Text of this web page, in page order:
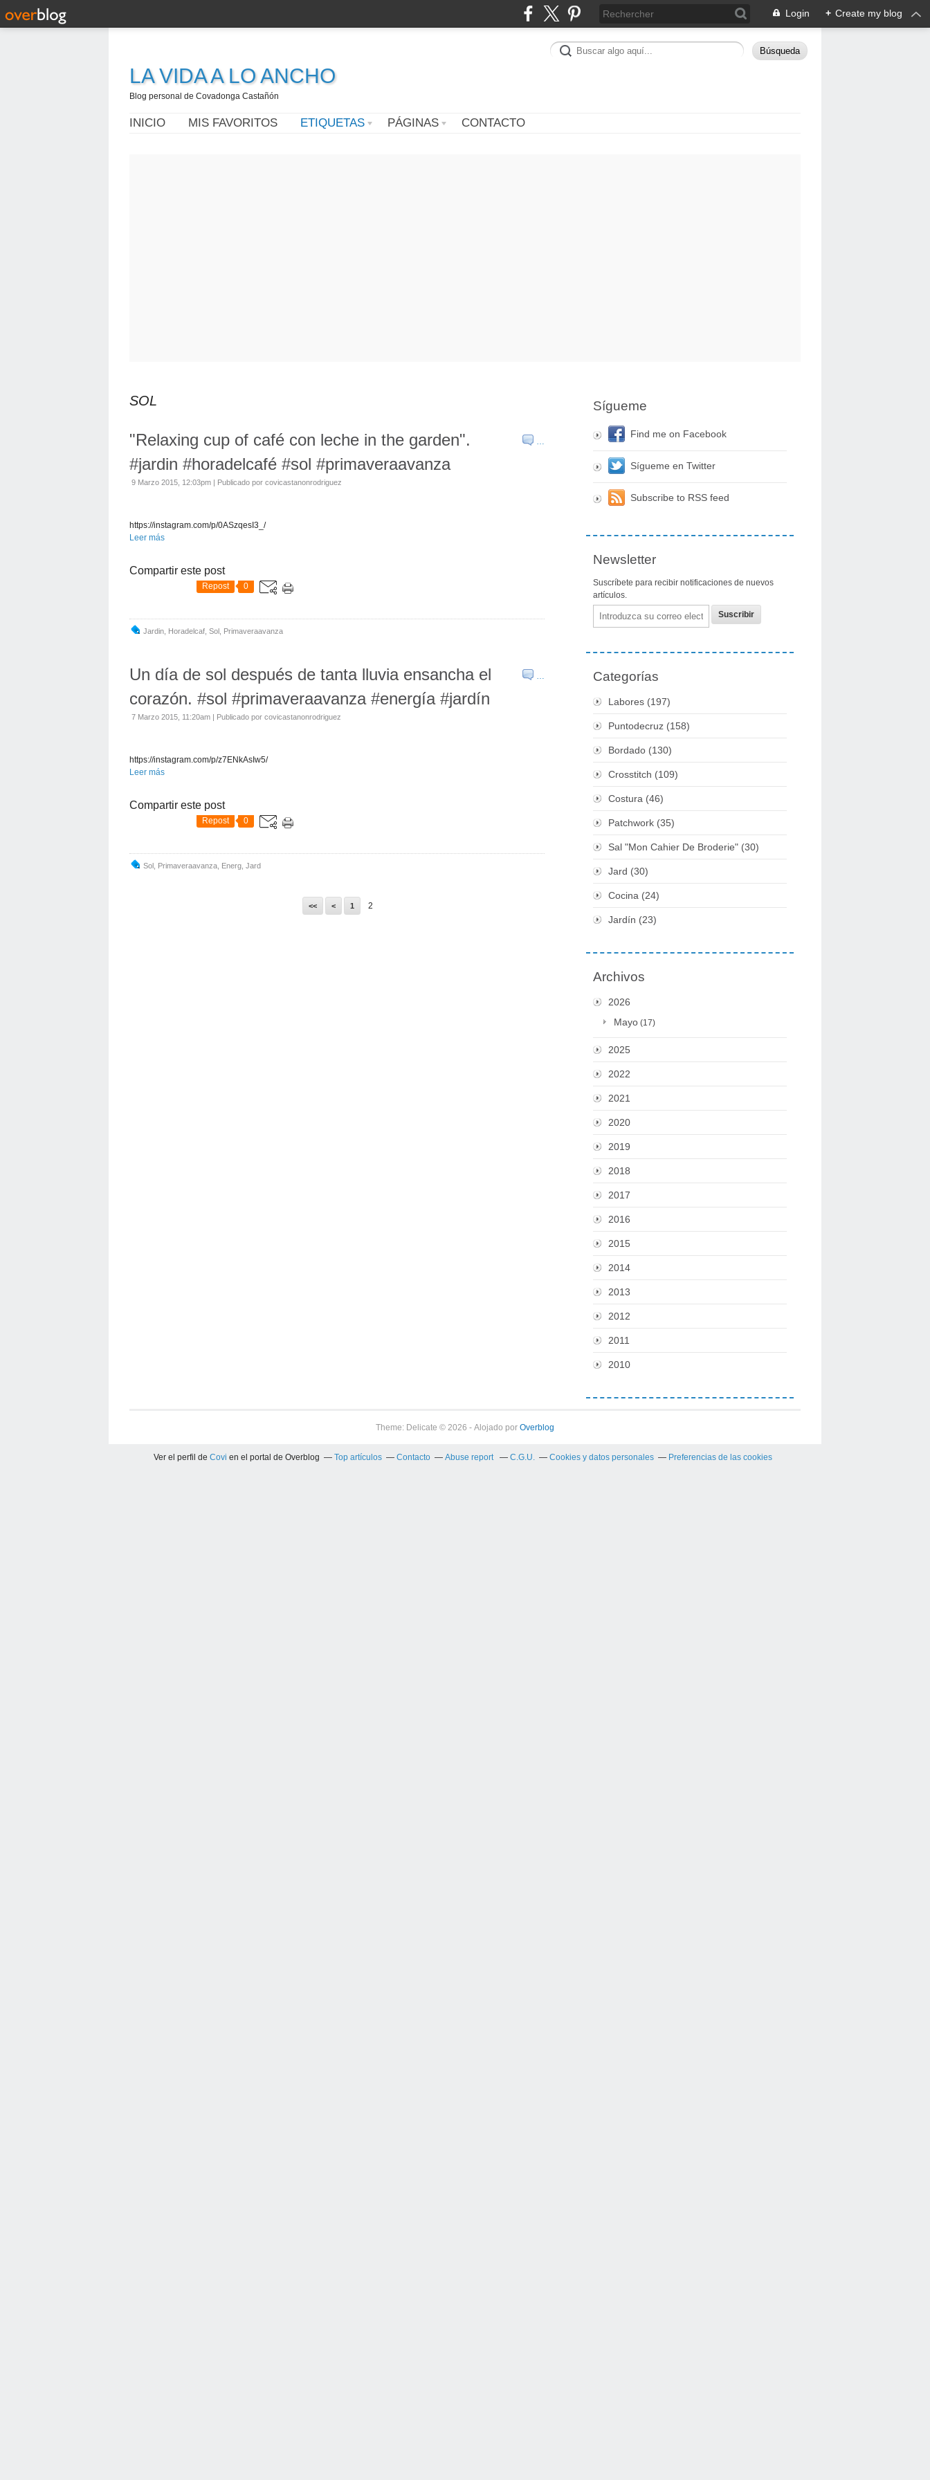
Login + Create my blog
LA VIDA A LO ANCHO
Blog personal de Covadonga Castañón
INICIO MIS FAVORITOS ETIQUETAS PÁGINAS CONTACTO
SOL
…
"Relaxing cup of café con leche in the garden".
#jardin #horadelcafé #sol #primaveraavanza
9 Marzo 2015, 12:03pm | Publicado por covicastanonrodriguez
https://instagram.com/p/0ASzqesI3_/
Leer más
Compartir este post
Repost 0
Jardin Horadelcaf Sol Primaveraavanza
…
Un día de sol después de tanta lluvia ensancha el
corazón. #sol #primaveraavanza #energía #jardín
7 Marzo 2015, 11:20am | Publicado por covicastanonrodriguez
https://instagram.com/p/z7ENkAsIw5/
Leer más
Compartir este post
Repost 0
Sol Primaveraavanza Energ Jard
<< < 1 2
Sígueme
Find me on Facebook
Sígueme en Twitter
Subscribe to RSS feed
Newsletter
Suscríbete para recibir notificaciones de nuevos
artículos.
Email
Categorías
Labores (197)
Puntodecruz (158)
Bordado (130)
Crosstitch (109)
Costura (46)
Patchwork (35)
Sal "mon Cahier De Broderie" (30)
Jard (30)
Cocina (24)
Jardín (23)
Archivos
2026
Mayo (17)
2025
2022
2021
2020
2019
2018
2017
2016
2015
2014
2013
2012
2011
2010
Theme: Delicate © 2026 - Alojado por Overblog
Ver el perfil de Covi en el portal de Overblog Top artículos Contacto Abuse report C.G.U. Cookies y datos personales Preferencias de las cookies